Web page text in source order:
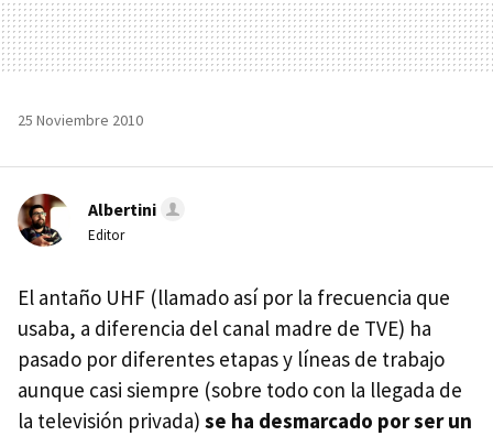
25 Noviembre 2010
Albertini
Editor
El antaño UHF (llamado así por la frecuencia que
usaba, a diferencia del canal madre de TVE) ha
pasado por diferentes etapas y líneas de trabajo
aunque casi siempre (sobre todo con la llegada de
la televisión privada) se ha desmarcado por ser un